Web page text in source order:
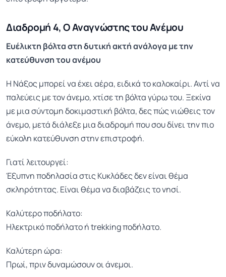
Διαδρομή 4, Ο Αναγνώστης του Ανέμου
Ευέλικτη βόλτα στη δυτική ακτή ανάλογα με την
κατεύθυνση του ανέμου
Η Νάξος μπορεί να έχει αέρα, ειδικά το καλοκαίρι. Αντί να
παλεύεις με τον άνεμο, χτίσε τη βόλτα γύρω του. Ξεκίνα
με μια σύντομη δοκιμαστική βόλτα, δες πώς νιώθεις τον
άνεμο, μετά διάλεξε μια διαδρομή που σου δίνει την πιο
εύκολη κατεύθυνση στην επιστροφή.
Γιατί λειτουργεί:
Έξυπνη ποδηλασία στις Κυκλάδες δεν είναι θέμα
σκληρότητας. Είναι θέμα να διαβάζεις το νησί.
Καλύτερο ποδήλατο:
Ηλεκτρικό ποδήλατο ή trekking ποδήλατο.
Καλύτερη ώρα:
Πρωί, πριν δυναμώσουν οι άνεμοι.